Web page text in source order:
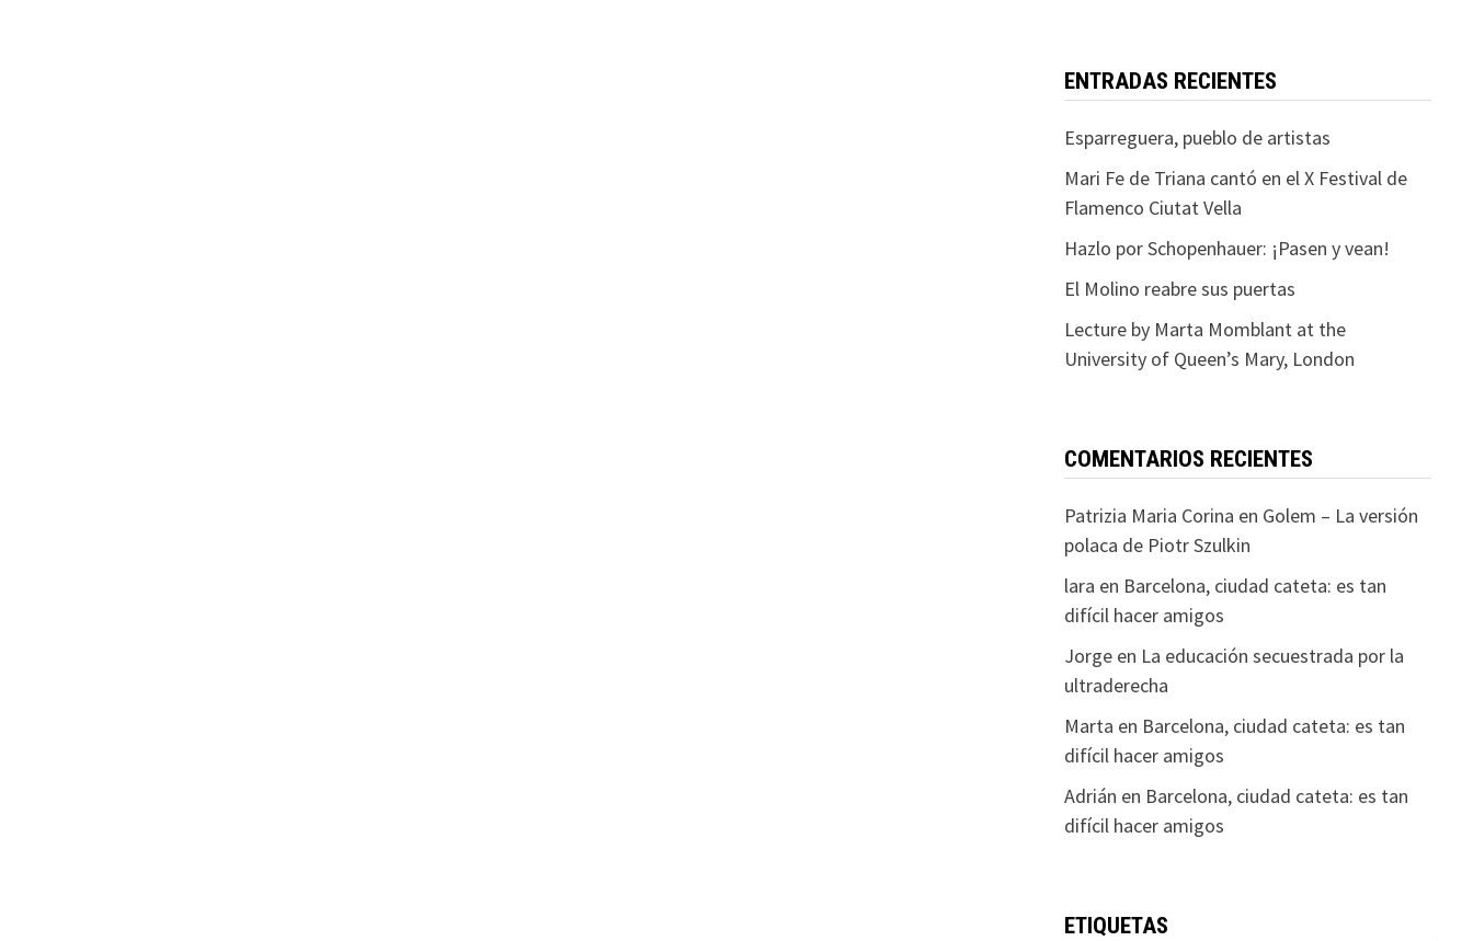
ENTRADAS RECIENTES
Esparreguera, pueblo de artistas
Mari Fe de Triana cantó en el X Festival de
Flamenco Ciutat Vella
Hazlo por Schopenhauer: ¡Pasen y vean!
El Molino reabre sus puertas
Lecture by Marta Momblant at the
University of Queen’s Mary, London
COMENTARIOS RECIENTES
Patrizia Maria Corina en Golem – La versión
polaca de Piotr Szulkin
lara en Barcelona, ciudad cateta: es tan
difícil hacer amigos
Jorgeen La educación secuestrada por la
ultraderecha
Marta en Barcelona, ciudad cateta: es tan
difícil hacer amigos
Adrián en Barcelona, ciudad cateta: es tan
difícil hacer amigos
ETIQUETAS